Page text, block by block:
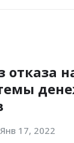
отказа
Янв 17, 2022